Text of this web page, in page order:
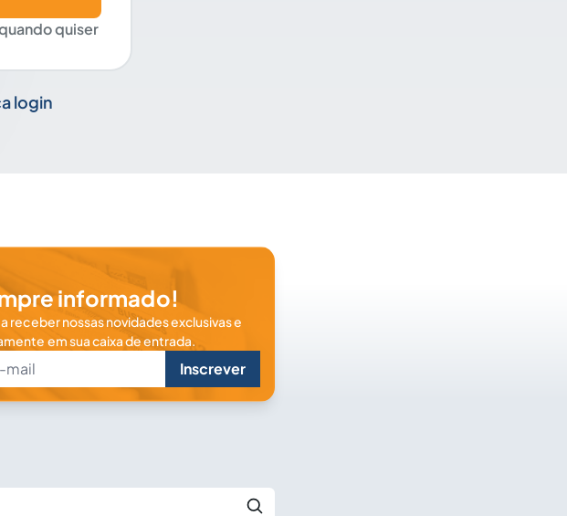
quiser
login
informado!
receber nossas novidades exclusivas e
em sua caixa de entrada.
Inscrever